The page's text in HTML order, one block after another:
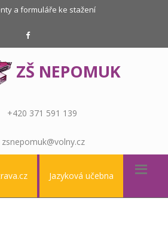
a formuláře ke stažení
ZŠ NEPOMUK
+420 371 591 139
zsnepomuk@volny.cz
Jazyková učebna